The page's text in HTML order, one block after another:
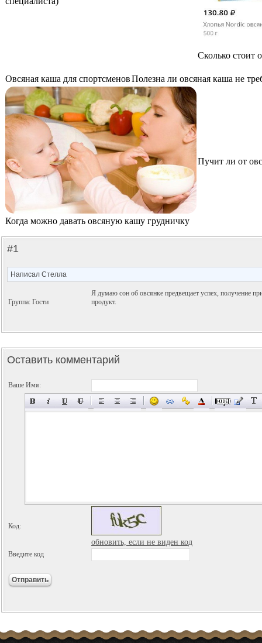
Сколько стоит
Овсяная каша для спортсменовПолезна ли овсяная каша не
Когда можно давать овсяную кашу грудничку
Пучит ли от
#1
Написал Стелла
Группа: Гости
Я думаю сон об овсянке предвещает успех, получение
продукт.
Оставить комментарий
Ваше Имя:
Код:
обновить, если не виден код
Введите код